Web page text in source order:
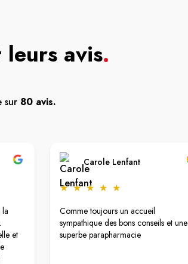
avis.
sur 80 avis.
et
Carole Lenfant
★ ★ ★ ★ ★
Comme toujours un accueil
sympathique des bons conseils et une
superbe parapharmacie